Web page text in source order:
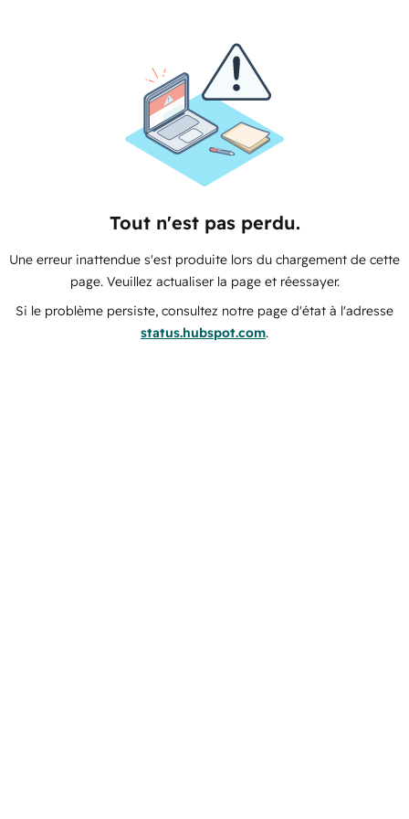
Tout n'est pas perdu.
Une erreur inattendue s'est produite lors du chargement de cette
page. Veuillez actualiser la page et réessayer.
Si le problème persiste, consultez notre page d'état à l'adresse
status.hubspot.com.